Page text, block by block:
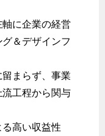
に企業の経営
＆デザインフ
まらず、事業
工程から関与
高い収益性